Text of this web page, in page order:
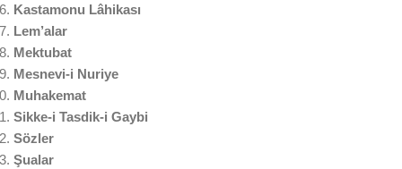
Kastamonu Lâhikası
Lem’alar
Mektubat
Mesnevi-i Nuriye
Muhakemat
Sikke-i Tasdik-i Gaybi
Sözler
Şualar